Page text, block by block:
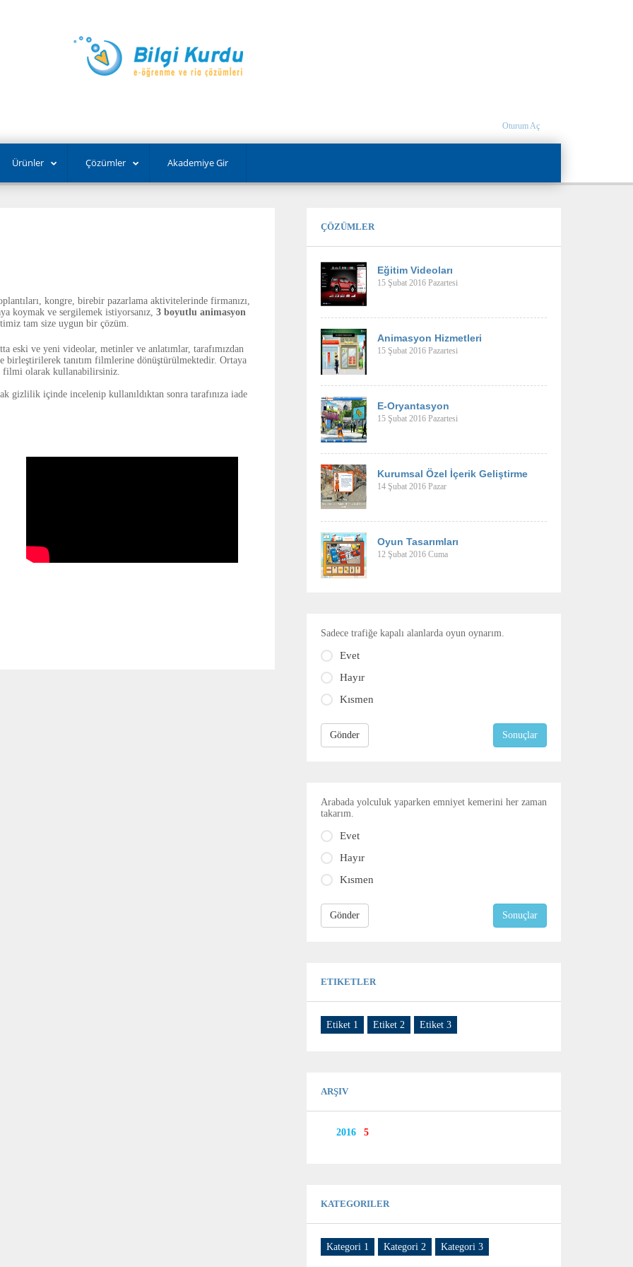
Oturum Aç
Ürünler Çözümler Akademiye Gir
kongre, birebir pazarlama aktivitelerinde firmanızı,
koymak ve sergilemek istiyorsanız, 3 boyutlu animasyon
tam size uygun bir çözüm.
eski ve yeni videolar, metinler ve anlatımlar, tarafımızdan
birleştirilerek tanıtım filmlerine dönüştürülmektedir. Ortaya
filmi olarak kullanabilirsiniz.
gizlilik içinde incelenip kullanıldıktan sonra tarafınıza iade
ÇÖZÜMLER
Eğitim Videoları
15 Şubat 2016 Pazartesi
Animasyon Hizmetleri
15 Şubat 2016 Pazartesi
E-Oryantasyon
15 Şubat 2016 Pazartesi
Kurumsal Özel İçerik Geliştirme
14 Şubat 2016 Pazar
Oyun Tasarımları
12 Şubat 2016 Cuma
Sadece trafiğe kapalı alanlarda oyun oynarım.
Evet
Hayır
Kısmen
Gönder Sonuçlar
Arabada yolculuk yaparken emniyet kemerini her zaman
takarım.
Evet
Hayır
Kısmen
Gönder Sonuçlar
ETIKETLER
Etiket 1 Etiket 2 Etiket 3
ARŞIV
2016 5
KATEGORILER
Kategori 1 Kategori 2 Kategori 3